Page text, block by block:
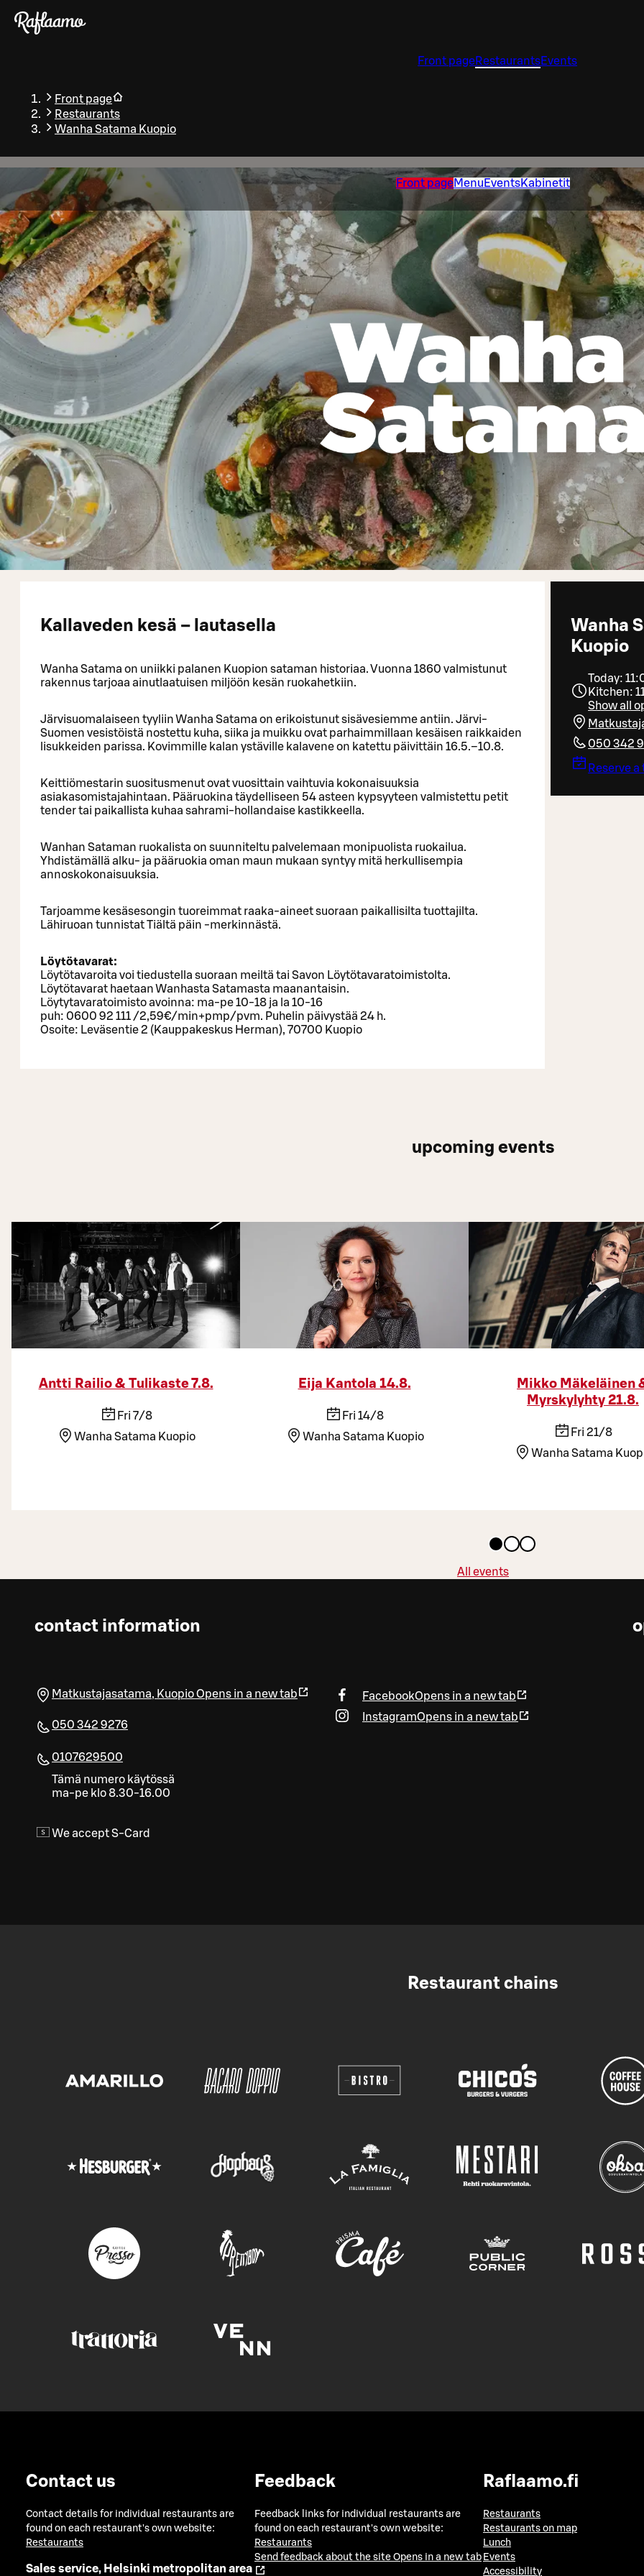
Skip to main content
Front pageRestaurantsEvents
Front page
Restaurants
Wanha Satama Kuopio
Front pageMenu EventsKabinetit
Wanha
Kuopio
Today:
Kitchen:
Show all
050 342
Reserve a
Kallaveden kesä – lautasella
Wanha Satama on uniikki palanen Kuopion sataman historiaa. Vuonna 1860 valmistunut
rakennus tarjoaa ainutlaatuisen miljöön kesän ruokahetkiin.
Järvisuomalaiseen tyyliin Wanha Satama on erikoistunut sisävesiemme antiin. Järvi-
Suomen vesistöistä nostettu kuha, siika ja muikku ovat parhaimmillaan kesäisen raikkaiden
lisukkeiden parissa. Kovimmille kalan ystäville kalavene on katettu päivittäin 16.5.–10.8.
Keittiömestarin suositusmenut ovat vuosittain vaihtuvia kokonaisuuksia
asiakasomistajahintaan. Pääruokina täydelliseen 54 asteen kypsyyteen valmistettu petit
tender tai paikallista kuhaa sahrami-hollandaise kastikkeella.
Wanhan Sataman ruokalista on suunniteltu palvelemaan monipuolista ruokailua.
Yhdistämällä alku- ja pääruokia oman maun mukaan syntyy mitä herkullisempia
annoskokonaisuuksia.
Tarjoamme kesäsesongin tuoreimmat raaka-aineet suoraan paikallisilta tuottajilta.
Lähiruoan tunnistat Tiältä päin -merkinnästä.
Löytötavarat:
Löytötavaroita voi tiedustella suoraan meiltä tai Savon Löytötavaratoimistolta.
Löytötavarat haetaan Wanhasta Satamasta maanantaisin.
Löytytavaratoimisto avoinna: ma-pe 10-18 ja la 10-16
puh: 0600 92 111 /2,59€/min+pmp/pvm. Puhelin päivystää 24 h.
Osoite: Leväsentie 2 (Kauppakeskus Herman), 70700 Kuopio
upcoming events
Antti Railio & Tulikaste 7.8.
Fri 7/8
Wanha Satama Kuopio
Eija Kantola 14.8.
Fri 14/8
Wanha Satama Kuopio
Mikko Mäkeläinen
Myrskylyhty 21.8.
Fri 21/8
Wanha Satama
All events
contact information
Matkustajasatama, KuopioOpens in a new tab
050 342 9276
0107629500
Tämä numero käytössä
ma-pe klo 8.30-16.00
We accept S-Card
FacebookOpens in a new tab
InstagramOpens in a new tab
Restaurant chains
Contact us
Contact details for individual restaurants are
found on each restaurant's own website:
Restaurants
Sales service, Helsinki metropolitan area
Feedback
Feedback links for individual restaurants are
found on each restaurant's own website:
Restaurants
Send feedback about the site Opens in a new tab
Raflaamo.fi
Restaurants
Restaurants on map
Lunch
Events
Accessibility